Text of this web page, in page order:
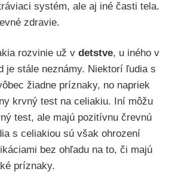
systém, ale aj iné časti tela.
duševné zdravie.
rozvinie už v detstve, u iného v
je stále neznámy. Niektorí ľudia s
žiadne príznaky, no napriek
krvný test na celiakiu. Iní môžu
test, ale majú pozitívnu črevnú
s celiakiou sú však ohrození
bez ohľadu na to, či majú
príznaky.